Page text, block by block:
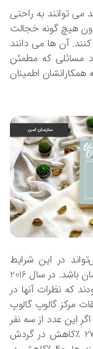
توانند به راحتی
هیچ گونه خجالت
آن ها می دانند
که مطمئن
اطمینان
در این شرایط
پیچیده منبع خلق ارزش در سازمان باشد. در سال 2016
نظرات آنها در
تحقیقات مرکز گالوپ گالوپ
عدد از سه نفر
شش نفر برسد، سازمان ها 27 ٪کاهش در گردش